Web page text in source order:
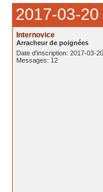
2017-03-
Internovice
Arracheur de poignées
Date d'inscription: 2017-03-20
Messages: 12